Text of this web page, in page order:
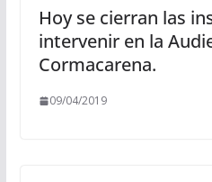
Hoy se cierran las
intervenir en la
Cormacarena.
09/04/2019